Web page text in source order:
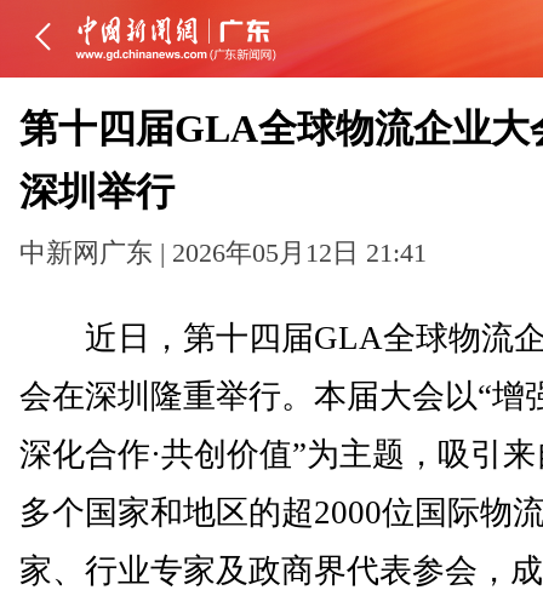
第十四届GLA全球物流企业大
深圳举行
中新网广东 | 2026年05月12日 21:41
近日，第十四届GLA全球物流
会在深圳隆重举行。本届大会以“增
深化合作·共创价值”为主题，吸引来
多个国家和地区的超2000位国际物
家、行业专家及政商界代表参会，